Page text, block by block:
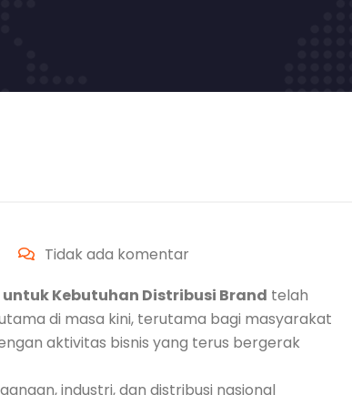
Tidak ada komentar
Kebutuhan Distribusi Brand telah
di masa kini, terutama bagi masyarakat
aktivitas bisnis yang terus bergerak
industri, dan distribusi nasional